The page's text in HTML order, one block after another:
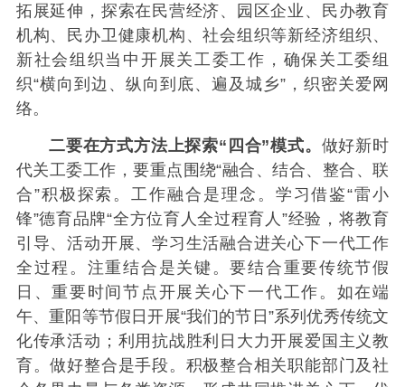
拓展延伸，探索在民营经济、园区企业、民办教育
机构、民办卫健康机构、社会组织等新经济组织、
新社会组织当中开展关工委工作，确保关工委组
织“横向到边、纵向到底、遍及城乡”，织密关爱网
络。
二要在方式方法上探索“四合”模式。 做好新时
代关工委工作，要重点围绕“融合、结合、整合、联
合”积极探索。工作融合是理念。学习借鉴“雷小
锋”德育品牌“全方位育人全过程育人”经验，将教育
引导、活动开展、学习生活融合进关心下一代工作
全过程。注重结合是关键。要结合重要传统节假
日、重要时间节点开展关心下一代工作。如在端
午、重阳等节假日开展“我们的节日”系列优秀传统文
化传承活动；利用抗战胜利日大力开展爱国主义教
育。做好整合是手段。积极整合相关职能部门及社